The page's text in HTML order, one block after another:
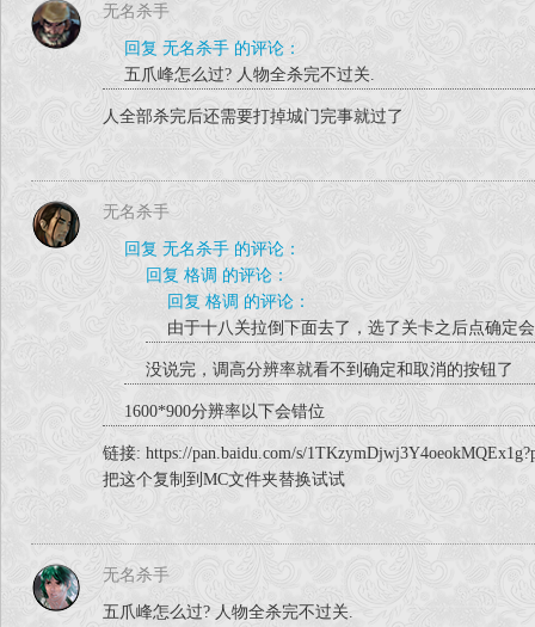
无名杀手
回复 无名杀手 的评论：
五爪峰怎么过? 人物全杀完不过关.
人全部杀完后还需要打掉城门完事就过了
无名杀手
回复 无名杀手 的评论：
回复 格调 的评论：
回复 格调 的评论：
由于十八关拉倒下面去了，选了关卡之后点确定
没说完，调高分辨率就看不到确定和取消的按钮了
1600*900分辨率以下会错位
链接: https://pan.baidu.com/s/
把这个复制到MC文件夹替换试试
无名杀手
五爪峰怎么过? 人物全杀完不过关.